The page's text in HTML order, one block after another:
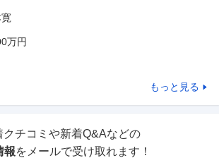
万円
もっと見る
クチコミや新着Q&Aなどの
報をメールで受け取れます！